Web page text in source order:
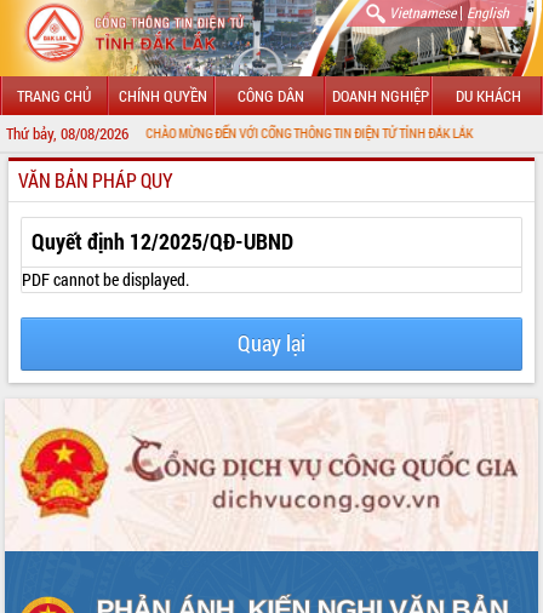
Vietnamese| English
TRANG CHỦ CHÍNH QUYỀN CÔNG DÂN DOANH NGHIỆP DU KHÁCH
Thứ bảy, 08/08/2026CHÀO MỪNG ĐẾN VỚI CỔNG THÔNG TIN ĐIỆN TỬ TỈNH ĐẮK LẮK
GIỚI THIỆU
LÃNH ĐẠO UBND TỈNH
TIN TỨC SỰ KIỆN
UBND CÁC XÃ, PHƯỜNG
THÔNG TIN CHỈ ĐẠO ĐIỀU HÀNH
HỆ THỐNG VĂN BẢN
VĂN BẢN HĐND TỈNH
VĂN BẢN PHÁP QUY
Quyết định 12/2025/QĐ-UBND
PDF cannot be displayed.
Quay lại